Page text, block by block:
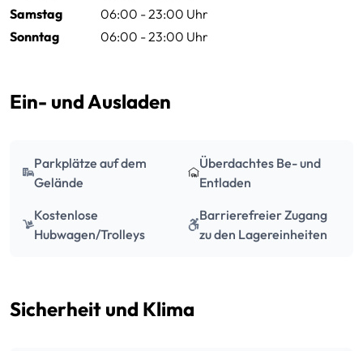
Samstag
06:00 - 23:00 Uhr
Sonntag
06:00 - 23:00 Uhr
Ein- und Ausladen
Parkplätze auf dem
Gelände
Überdachtes Be- und
Entladen
Kostenlose
Hubwagen/Trolleys
Barrierefreier Zugang
zu den Lagereinheiten
Sicherheit und Klima